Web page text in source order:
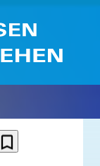
bookmark_border